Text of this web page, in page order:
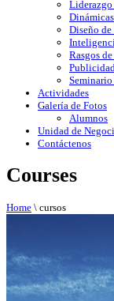
Diseño
Rasgos
Actividades
Galería de Fotos
Alumnos
Unidad de
Contáctenos
Courses
Home \ cursos